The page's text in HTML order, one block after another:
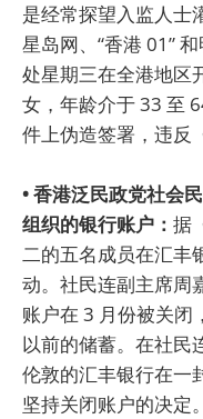
是经常探望入监人士
星岛网、“香港 01”
处星期三在全港地区
女，年龄介于 33 至
件上伪造签署，违反
• 香港泛民政党社会
组织的银行账户： 据
二的五名成员在汇丰
动。社民连副主席周
账户在 3 月份被关闭
以前的储蓄。在社民
伦敦的汇丰银行在一
坚持关闭账户的决定